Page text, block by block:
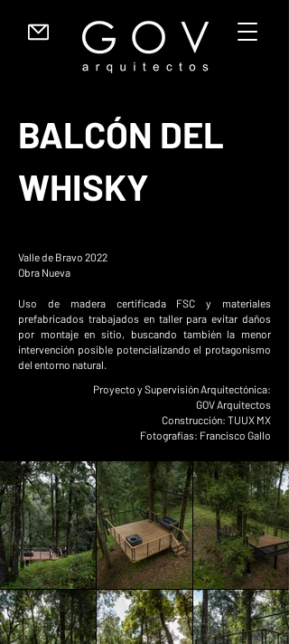
BALCÓN DEL
WHISKY
Valle de Bravo 2022
Obra Nueva
Uso de madera certificada FSC y materiales
prefabricados trabajados en taller para evitar daños
por montaje en sitio, buscando también la menor
intervención posible potencializando el protagonismo
del entorno natural.
Proyecto y Supervisión Arquitectónica:
GOV Arquitectos
Construcción: TUUX MX
Fotografías: Francisco Gallo